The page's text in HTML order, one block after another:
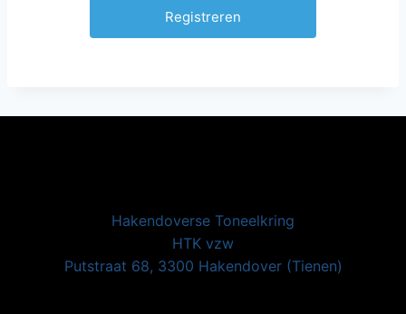
Hakendoverse Toneelkring
HTK vzw
Putstraat 68, 3300 Hakendover (Tienen)